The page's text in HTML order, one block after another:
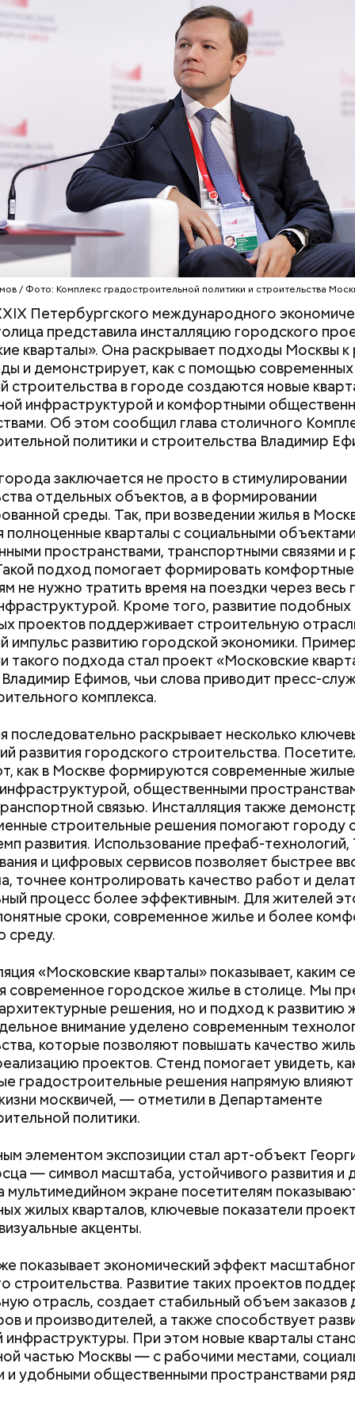
/ Фото: Комплекс градостроительной политики и строительства
Петербургского международного
представила инсталляцию городского
кварталы». Она раскрывает подходы Москвы к
и демонстрирует, как с помощью современных
строительства в городе создаются новые
инфраструктурой и комфортными
Об этом сообщил глава столичного
политики и строительства Владимир
заключается не просто в стимулировании
отдельных объектов, а в формировании
среды. Так, при возведении жилья в
полноценные кварталы с социальными
пространствами, транспортными связями и
подход помогает формировать
не нужно тратить время на поездки через весь
Кроме того, развитие подобных
проектов поддерживает строительную
импульс развитию городской экономики.
такого подхода стал проект «Московские
Владимир Ефимов, чьи слова приводит пресс-
комплекса.
последовательно раскрывает несколько
развития городского строительства.
как в Москве формируются современные
общественными
связью. Инсталляция также
строительные решения помогают городу
развития. Использование префаб-
и цифровых сервисов позволяет быстрее
точнее контролировать качество работ и
процесс более эффективным. Для жителей
сроки, современное жилье и более
среду.
«Московские кварталы» показывает, каким
современное городское жилье в столице. Мы
решения, но и подход к развитию
внимание уделено современным
которые позволяют повышать качество
проектов. Стенд помогает увидеть,
градостроительные решения напрямую влияют
москвичей, — отметили в Департаменте
политики.
элементом экспозиции стал арт-объект
— символ масштаба, устойчивого развития и
мультимедийном экране посетителям
жилых кварталов, ключевые показатели
акценты.
показывает экономический эффект
строительства. Развитие таких проектов
отрасль, создает стабильный объем заказов
и производителей, а также способствует
инфраструктуры. При этом новые кварталы
частью Москвы — с рабочими местами,
и удобными общественными пространствами
автоматизирован, поэтому создание
занимает от восьми до десяти минут. В час
около 125 штук, — рассказывает начальник
буквально все, включая и
в шутку называют большой шкаф, в котором
Специалист на сенсорном экране
камеры хранения материала. Причем для
свою температуру. Пара нажатий, и в
материал с необходимой температурой.
к «холодильнику» и через маленькое окошко
Сергей Собянин
что на
«Технополис
планируется
новых
плату наносят гравировку — торговый знак
После этого плата отправляется на
линию, где на нее наносится
устройство, где циркулирует нагретая
лаву. Она накрепко запаивает плату.
Интернет
Москве создают
быстрые чипы
музыкальными фестивалями прошлого можно
увеселительные сады. Это были
с летними театрами, ресторанами и
Москвы могли наслаждаться
А в 1907 году певица Мария Дейша-
«Музыкальные выставки», где москвичи могли
с малоизвестными произведениями русских и
композиторов. Вход на них был
народных талантов и
выставки» в 1919 году организовывались
композиторов и музыкальным отделом
от дореволюционных, на новых
только советских музыкантов.
Новый суперфуд для
долголетия и омоложения:
чем полезны сардины
Прохлада после
будет погода в
второй неделе
Как узнать, снесут ли дом по
реновации в Москве: где
искать информацию и сроки
Как
диабета